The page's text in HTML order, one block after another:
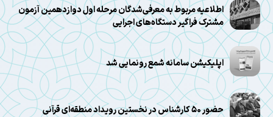
اطلاعیه مربوط به معرفی‌شدگان مرحله اول دوازدهمین آزمون
مشترک فراگیر دستگاه‌های اجرایی
اپلیکیشن سامانه شمع رونمایی شد
حضور ۵۰ کارشناس در نخستین رویداد منطقه‌ای قرآنی